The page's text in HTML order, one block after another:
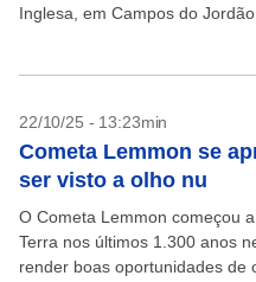
Inglesa, em Campos do
22/10/25 - 13:23min
Cometa Lemmon se
ser visto a olho nu
O Cometa Lemmon começou
Terra nos últimos 1.300 anos
render boas oportunidades de